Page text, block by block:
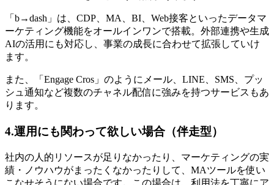
「b→dash」は、CDP、MA、BI、Web接客といったデータマ
ーケティング機能をオールインワンで搭載。外部連携や生成
AIの活用にも対応し、事業の成長に合わせて拡張していけ
ます。
また、「Engage Cros」のようにメール、LINE、SMS、プッ
シュ通知など複数のチャネル配信に強みを持つサービスもあ
ります。
4.運用にも関わって欲しい場合（伴走型）
社内の人的リソースが足りなかったり、マーケティングの実
績・ノウハウがまったくなかったりして、MAツールを使い
こなせそうにない場合です。この場合は、利用法を丁寧にア